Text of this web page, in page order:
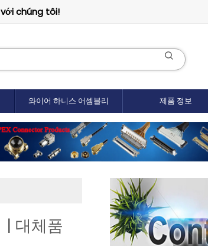
chúng tôi!
와이어 하니스 어셈블리 제품 정보
대체품